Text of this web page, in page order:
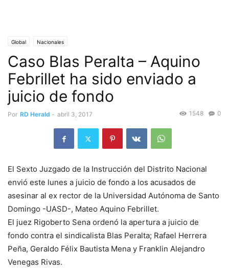
Global Nacionales
Caso Blas Peralta – Aquino
Febrillet ha sido enviado a
juicio de fondo
Por RD Herald - abril 3, 2017 0
1548
El Sexto Juzgado de la Instrucción del Distrito Nacional
envió este lunes a juicio de fondo a los acusados de
asesinar al ex rector de la Universidad Autónoma de Santo
Domingo -UASD-, Mateo Aquino Febrillet.
El juez Rigoberto Sena ordenó la apertura a juicio de
fondo contra el sindicalista Blas Peralta; Rafael Herrera
Peña, Geraldo Félix Bautista Mena y Franklin Alejandro
Venegas Rivas.